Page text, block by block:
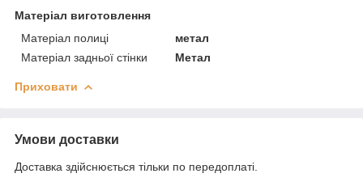
Матеріал виготовлення
Матеріал полиці
метал
Матеріал задньої стінки
Метал
Приховати
Умови доставки
Доставка здійснюється тільки по передоплаті.